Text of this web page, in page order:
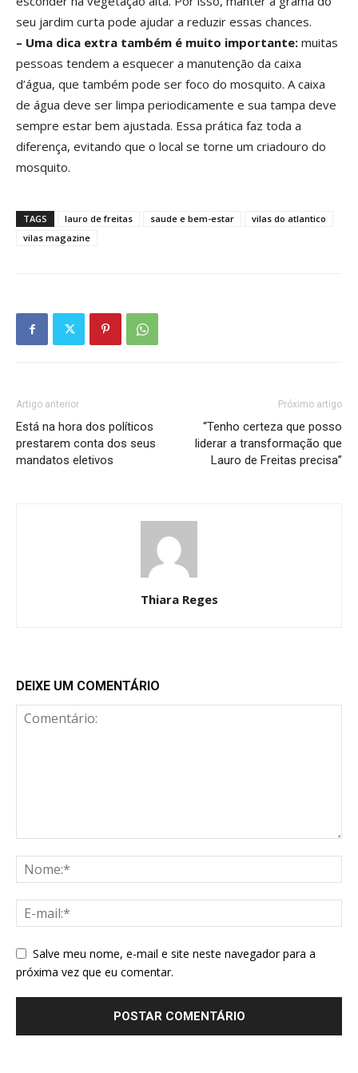
seu jardim curta pode ajudar a reduzir essas chances.
– Uma dica extra também é muito importante: muitas
pessoas tendem a esquecer a manutenção da caixa
d’água, que também pode ser foco do mosquito. A caixa
de água deve ser limpa periodicamente e sua tampa deve
sempre estar bem ajustada. Essa prática faz toda a
diferença, evitando que o local se torne um criadouro do
mosquito.
TAGS lauro de freitas saude e bem-estar
vilas do atlantico
vilas magazine
Artigo anterior
Está na hora dos políticos
prestarem conta dos seus
mandatos eletivos
Próximo artigo
“Tenho certeza que posso
liderar a transformação que
Lauro de Freitas precisa”
Thiara Reges
DEIXE UM COMENTÁRIO
Salve meu nome, e-mail e site neste navegador para a
próxima vez que eu comentar.